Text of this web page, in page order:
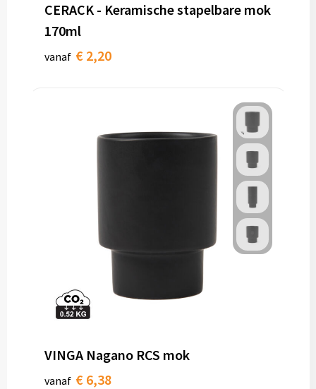
CERACK - Keramische stapelbare mok
170ml
vanaf € 2,20
VINGA Nagano RCS mok
vanaf € 6,38